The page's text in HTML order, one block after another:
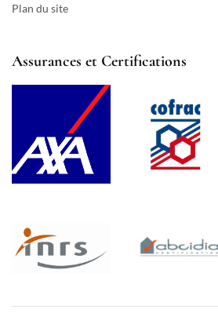
Plan du site
Assurances et Certifications